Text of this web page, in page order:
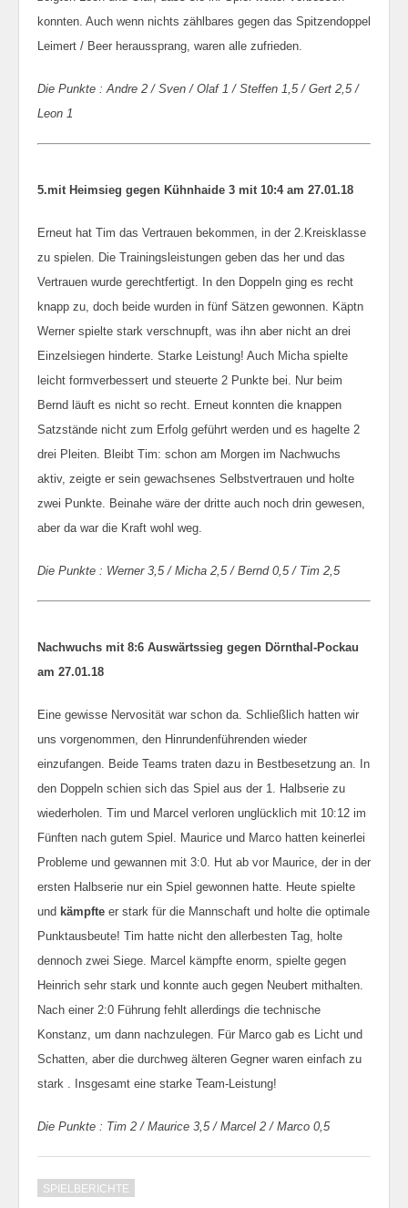
konnten. Auch wenn nichts zählbares gegen das Spitzendoppel
Leimert / Beer heraussprang, waren alle zufrieden.
Die Punkte : Andre 2 / Sven / Olaf 1 / Steffen 1,5 / Gert 2,5 /
Leon 1
5.mit Heimsieg gegen Kühnhaide 3 mit 10:4 am 27.01.18
Erneut hat Tim das Vertrauen bekommen, in der 2.Kreisklasse
zu spielen. Die Trainingsleistungen geben das her und das
Vertrauen wurde gerechtfertigt. In den Doppeln ging es recht
knapp zu, doch beide wurden in fünf Sätzen gewonnen. Käptn
Werner spielte stark verschnupft, was ihn aber nicht an drei
Einzelsiegen hinderte. Starke Leistung! Auch Micha spielte
leicht formverbessert und steuerte 2 Punkte bei. Nur beim
Bernd läuft es nicht so recht. Erneut konnten die knappen
Satzstände nicht zum Erfolg geführt werden und es hagelte 2
drei Pleiten. Bleibt Tim: schon am Morgen im Nachwuchs
aktiv, zeigte er sein gewachsenes Selbstvertrauen und holte
zwei Punkte. Beinahe wäre der dritte auch noch drin gewesen,
aber da war die Kraft wohl weg.
Die Punkte : Werner 3,5 / Micha 2,5 / Bernd 0,5 / Tim 2,5
Nachwuchs mit 8:6 Auswärtssieg gegen Dörnthal-Pockau
am 27.01.18
Eine gewisse Nervosität war schon da. Schließlich hatten wir
uns vorgenommen, den Hinrundenführenden wieder
einzufangen. Beide Teams traten dazu in Bestbesetzung an. In
den Doppeln schien sich das Spiel aus der 1. Halbserie zu
wiederholen. Tim und Marcel verloren unglücklich mit 10:12 im
Fünften nach gutem Spiel. Maurice und Marco hatten keinerlei
Probleme und gewannen mit 3:0. Hut ab vor Maurice, der in der
ersten Halbserie nur ein Spiel gewonnen hatte. Heute spielte
und kämpfte er stark für die Mannschaft und holte die optimale
Punktausbeute! Tim hatte nicht den allerbesten Tag, holte
dennoch zwei Siege. Marcel kämpfte enorm, spielte gegen
Heinrich sehr stark und konnte auch gegen Neubert mithalten.
Nach einer 2:0 Führung fehlt allerdings die technische
Konstanz, um dann nachzulegen. Für Marco gab es Licht und
Schatten, aber die durchweg älteren Gegner waren einfach zu
stark . Insgesamt eine starke Team-Leistung!
Die Punkte : Tim 2 / Maurice 3,5 / Marcel 2 / Marco 0,5
SPIELBERICHTE